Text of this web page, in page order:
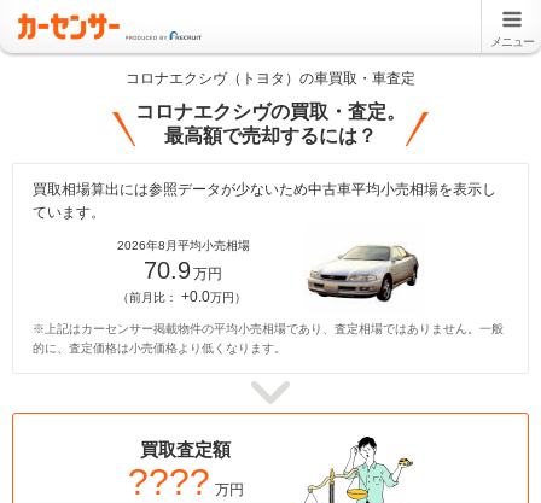
メニュー
コロナエクシヴ（トヨタ）の車買取・車査定
コロナエクシヴの買取・査定。
最高額で売却するには？
買取相場算出には参照データが少ないため中古車平均小売相場を表示し
ています。
2026年8月平均小売相場
70.9万円
（前月比： +0.0万円）
※上記はカーセンサー掲載物件の平均小売相場であり、査定相場ではありません。一般
的に、査定価格は小売価格より低くなります。
買取査定額
???? 万円